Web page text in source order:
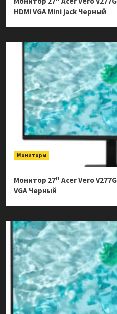
HDMI VGA Mini jack Черный
Мониторы
Монитор 27″ Acer Vero
VGA Черный